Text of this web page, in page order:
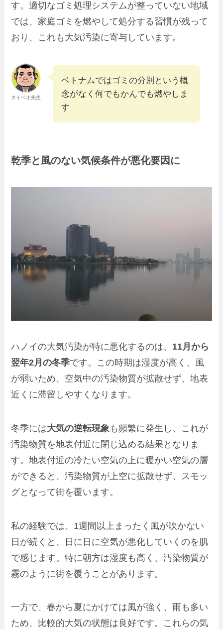
す。適切なゴミ処理システムが整っていない地域
では、家庭ゴミを燃やして処分する習慣が残って
おり、これも大気汚染に寄与しています。
タイベオ先生
ベトナムではゴミの分別という概
念がなく何でもかんでも燃やしま
す
乾季と風のない気候条件が悪化要因に
ハノイの大気汚染が特に悪化するのは、 11月から
翌年2月の冬季です。この時期は湿度が高く、風
が弱いため、空気中の汚染物質が拡散せず、地表
近くに滞留しやすくなります。
冬季には大気の逆転現象 も頻繁に発生し、これが
汚染物質を地表付近に閉じ込める結果となりま
す。地表付近の冷たい空気の上に暖かい空気の層
ができると、汚染物質が上空に拡散せず、スモッ
グとなって街を覆います。
私の経験では、1週間以上まったく風が吹かない
日が続くと、日に日に空気が悪化していくのを肌
で感じます。特に朝方は湿度も高く、汚染物質が
霧のように街を覆うことがあります。
一方で、春から夏にかけては風が強く、雨も多い
ため、比較的大気の状態は良好です。これらの気